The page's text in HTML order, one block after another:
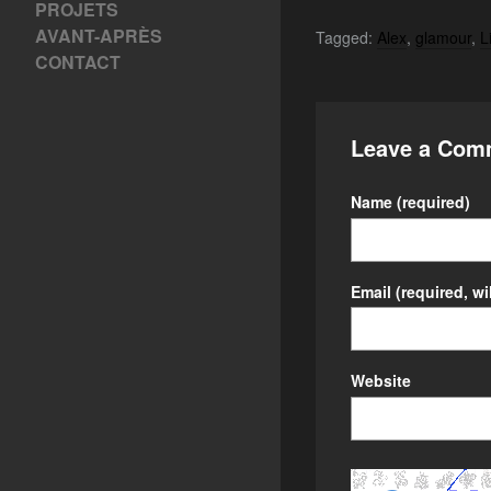
PROJETS
AVANT-APRÈS
CONTACT
Tagged: Alex, glamour,
Leave a
Name (required)
Email (required,
Website